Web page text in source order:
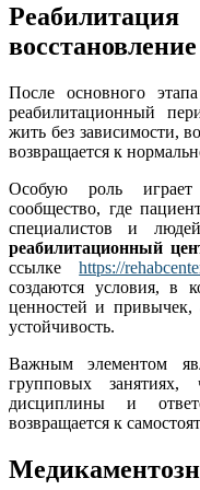
восстановление
После основного
реабилитационный
жить без зависимости,
возвращается к
Особую роль
сообщество, где
специалистов и
реабилитационный
ссылкеhttps://
создаются условия, в
ценностей и привычек,
устойчивость.
Важным элементом
групповых занятиях,
дисциплины и
возвращается к